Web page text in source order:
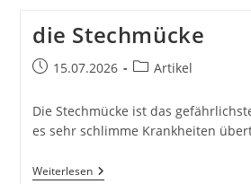
die Stechmücke
Beitrag15.07.2026
Beitrags-
Artikel
Die Stechmücke ist das
es sehr schlimme Krankheiten
WeiterlesenDie